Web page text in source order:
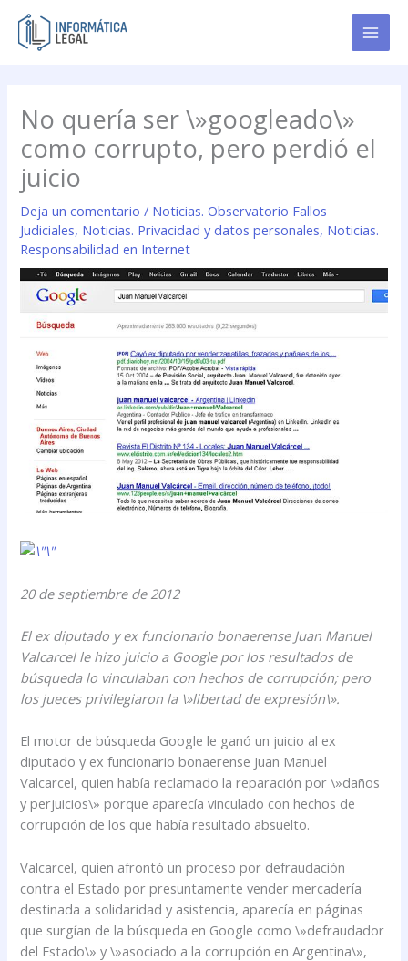
contenido
No quería ser \»googleado\»
como corrupto, pero perdió el
juicio
Deja un comentario / Noticias. Observatorio Fallos
Judiciales, Noticias. Privacidad y datos personales, Noticias.
Responsabilidad en Internet
20 de septiembre de 2012
El ex diputado y ex funcionario bonaerense Juan Manuel
Valcarcel le hizo juicio a Google por los resultados de
búsqueda lo vinculaban con hechos de corrupción; pero
los jueces privilegiaron la \»libertad de expresión\».
El motor de búsqueda Google le ganó un juicio al ex
diputado y ex funcionario bonaerense Juan Manuel
Valcarcel, quien había reclamado la reparación por \»daños
y perjuicios\» porque aparecía vinculado con hechos de
corrupción de los que había resultado absuelto.
Valcarcel, quien afrontó un proceso por defraudación
contra el Estado por presuntamente vender mercadería
destinada a solidaridad y asistencia, aparecía en páginas
que surgían de la búsqueda en Google como \»defraudador
del Estado\» y \»asociado a la corrupción en Argentina\»,